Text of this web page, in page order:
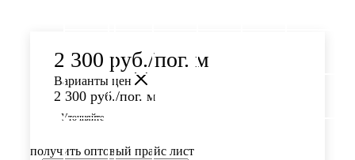
2 300 руб./пог. м
Варианты цен
2 300 руб./пог. м
Уточняйте
получить оптовый прайс лист